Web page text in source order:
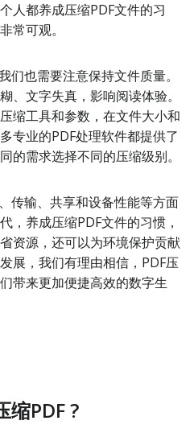
人都养成压缩PDF文件的习
常可观。
们也需要注意保持文件质量。
、文字失真，影响阅读体验。
缩工具和参数，在文件大小和
专业的PDF处理软件都提供了
的需求选择不同的压缩级别。
传输、共享和设备性能等方面
，养成压缩PDF文件的习惯，
资源，还可以为环境保护贡献
展，我们有理由相信，PDF压
带来更加便捷高效的数字生
缩PDF ?